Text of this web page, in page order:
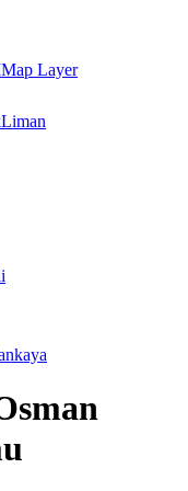
Map Layer
Liman